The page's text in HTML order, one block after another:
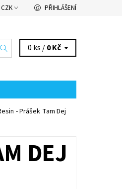
CZK PŘIHLÁŠENÍ
0 ks /0 Kč
- Prášek Tam Dej
DEJ